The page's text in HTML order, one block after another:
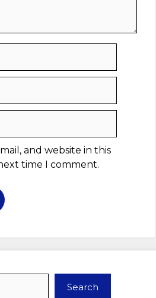
and website in this
time I comment.
Search